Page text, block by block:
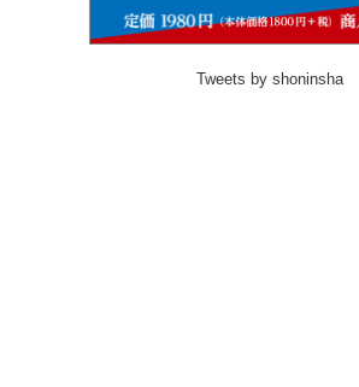
Tweets by shoninsha